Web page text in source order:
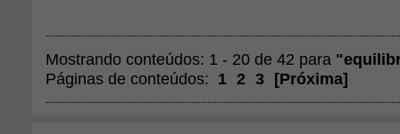
Mostrando conteúdos: 1 - 20 de 42 para
Páginas de conteúdos: 1 2 3 [Próxima]